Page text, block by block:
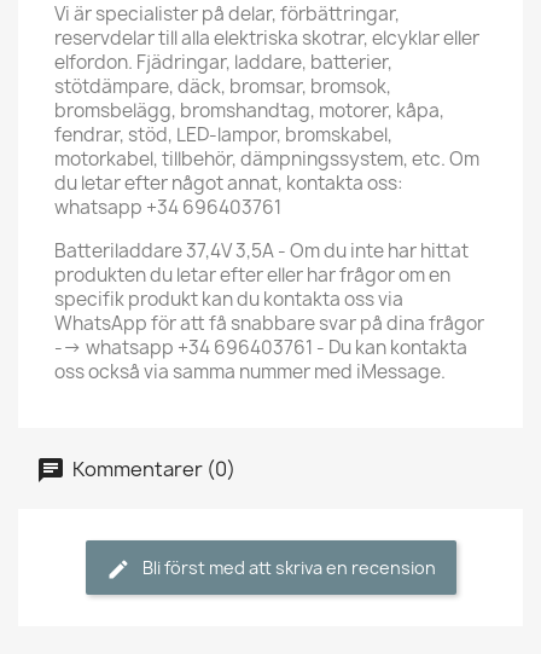
Vi är specialister på delar, förbättringar,
reservdelar till alla elektriska skotrar, elcyklar eller
elfordon. Fjädringar, laddare, batterier,
stötdämpare, däck, bromsar, bromsok,
bromsbelägg, bromshandtag, motorer, kåpa,
fendrar, stöd, LED-lampor, bromskabel,
motorkabel, tillbehör, dämpningssystem, etc. Om
du letar efter något annat, kontakta oss:
whatsapp +34 696403761
Batteriladdare 37,4V 3,5A - Om du inte har hittat
produkten du letar efter eller har frågor om en
specifik produkt kan du kontakta oss via
WhatsApp för att få snabbare svar på dina frågor
--> whatsapp +34 696403761 - Du kan kontakta
oss också via samma nummer med iMessage.
Kommentarer (0)
Bli först med att skriva en recension